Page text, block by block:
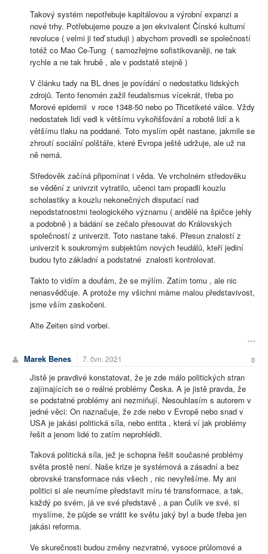
Takový systém nepotřebuje kapitálovou a výrobní expanzi a
nové trhy. Potřebujeme pouze a jen ekvivalent Čínské kulturní
revoluce ( velmi ji teď studuji ) abychom provedli se společností
totéž co Mao Ce-Tung ( samozřejme sofistikovaněji, ne tak
rychle a ne tak hrubě , ale v podstatě stejně )
V článku tady na BL dnes je povídání o nedostatku lidských
zdrojů. Tento fenomén zažil feudalismus vícekrát, třeba po
Morové epidemii v roce 1348-50 nebo po Třicetiketé válce. Vždy
nedostatek lidí vedl k většímu vykořišťování a robotě lidí a k
většímu tlaku na poddané. Toto myslím opět nastane, jakmile se
zhroutí sociální polštáře, které Evropa ještě udržuje, ale už na
ně nemá.
Středověk začíná připomínat i věda. Ve vrcholném středověku
se vědění z univrzit vytratilo, učenci tam propadli kouzlu
scholastiky a kouzlu nekonečných disputací nad
nepodstatnostmi teologického významu ( andělé na špičce jehly
a podobně ) a bádání se zečalo přesouvat do Královských
společností z univerzit. Toto nastane také. Přesun znalostí z
univerzit k soukromým subjektům nových feudálů, kteří jediní
budou tyto základní a podstatné znalosti kontrolovat.
Takto to vidím a doufám, že se mýlím. Zatím tomu , ale nic
nenasvědčuje. A protože my všichni máme malou představivost,
jsme vším zaskočeni.
Alte Zeiten sind vorbei.
Marek Benes 7. čvn. 2021 0
Jistě je pravdivé konstatovat, že je zde málo politických stran
zajímajících se o reálné problémy Česka. A je jistě pravda, že
se podstatné problémy ani nezmiňují. Nesouhlasím s autorem v
jedné věci: On naznačuje, že zde nebo v Evropě nebo snad v
USA je jakási politická síla, nebo entita , která ví jak problémy
řešit a jenom lidé to zatím neprohlédli.
Taková politická síla, jež je schopna řešit současné problémy
světa prostě není. Naše krize je systémová a zásadní a bez
obrovské transformace nás všech , nic nevyřešíme. My ani
politici si ale neumíme představit míru té transformace, a tak,
každý po svém, já ve své představě , a pan Čulík ve své, si
myslíme, že půjde se vrátit ke světu jaký byl a bude třeba jen
jakási reforma.
Ve skurečnosti budou změny nezvratné, vysoce průlomové a